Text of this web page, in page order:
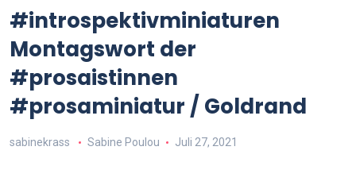
#introspektivminiaturen
Montagswort der
#prosaistinnen
#prosaminiatur / Goldrand
sabinekrass Sabine Poulou Juli 27, 2021